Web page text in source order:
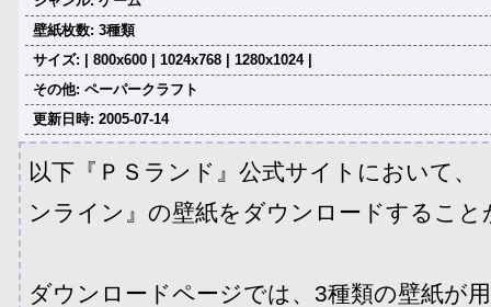
壁紙枚数: 3種類
サイズ: | 800x600 | 1024x768 | 1280x1024 |
その他: ペーパークラフト
更新日時: 2005-07-14
以下『ＰＳランド』公式サイトにおいて、
ンライン』の壁紙をダウンロードすること
ダウンロードページでは、3種類の壁紙が